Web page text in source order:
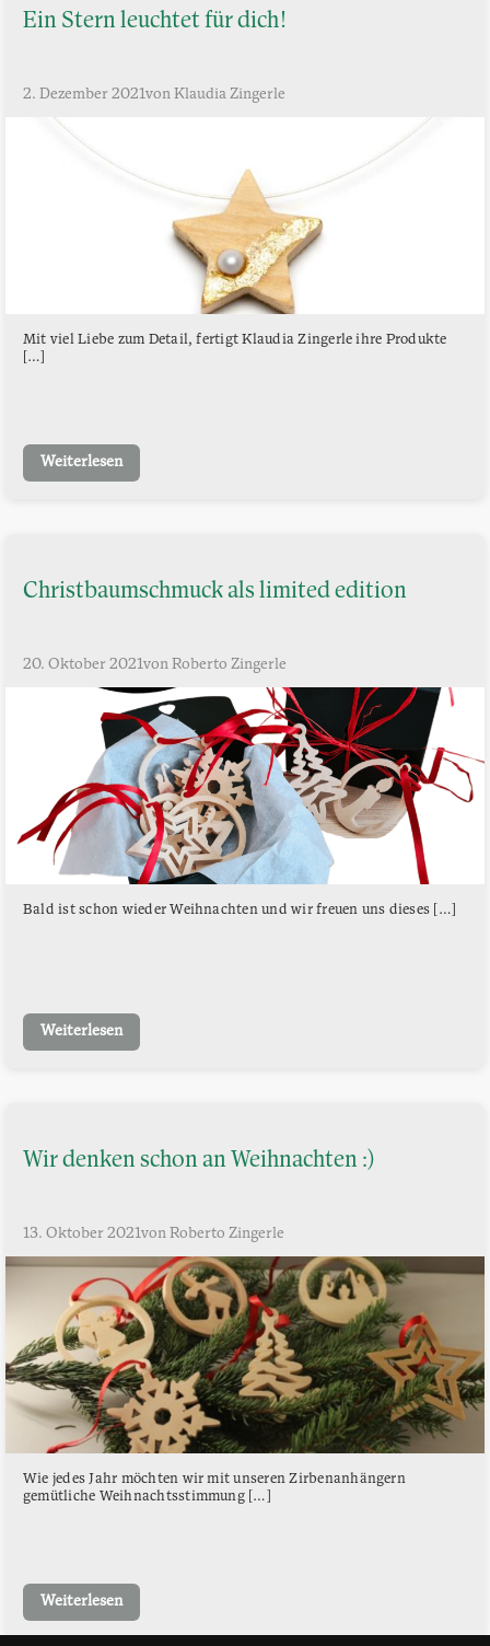
Ein Stern leuchtet für dich!
2. Dezember 2021von Klaudia Zingerle
Mit viel Liebe zum Detail, fertigt Klaudia Zingerle ihre Produkte
[…]
Weiterlesen
Christbaumschmuck als limited edition
20. Oktober 2021von Roberto Zingerle
Bald ist schon wieder Weihnachten und wir freuen uns dieses […]
Weiterlesen
Wir denken schon an Weihnachten :)
13. Oktober 2021von Roberto Zingerle
Wie jedes Jahr möchten wir mit unseren Zirbenanhängern
gemütliche Weihnachtsstimmung […]
Weiterlesen